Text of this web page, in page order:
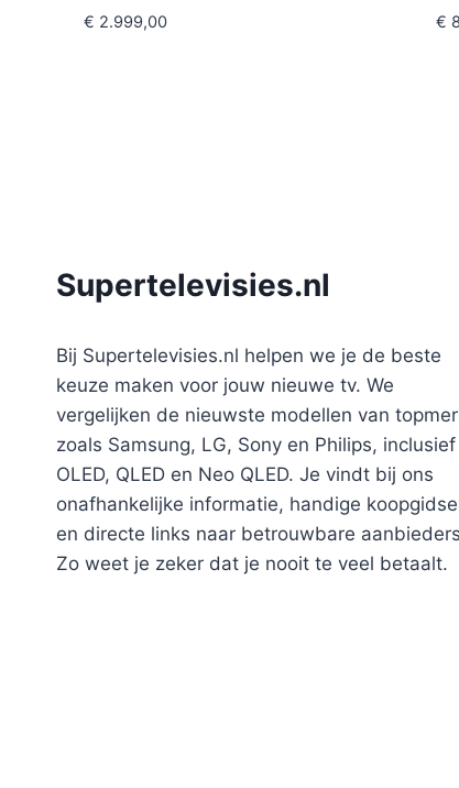
€ 2.999,00 €
Supertelevisies.nl
Bij Supertelevisies.nl helpen we je de beste
keuze maken voor jouw nieuwe tv. We
vergelijken de nieuwste modellen van
zoals Samsung, LG, Sony en Philips, inclusief
OLED, QLED en Neo QLED. Je vindt bij ons
onafhankelijke informatie, handige
en directe links naar betrouwbare
Zo weet je zeker dat je nooit te veel betaalt.